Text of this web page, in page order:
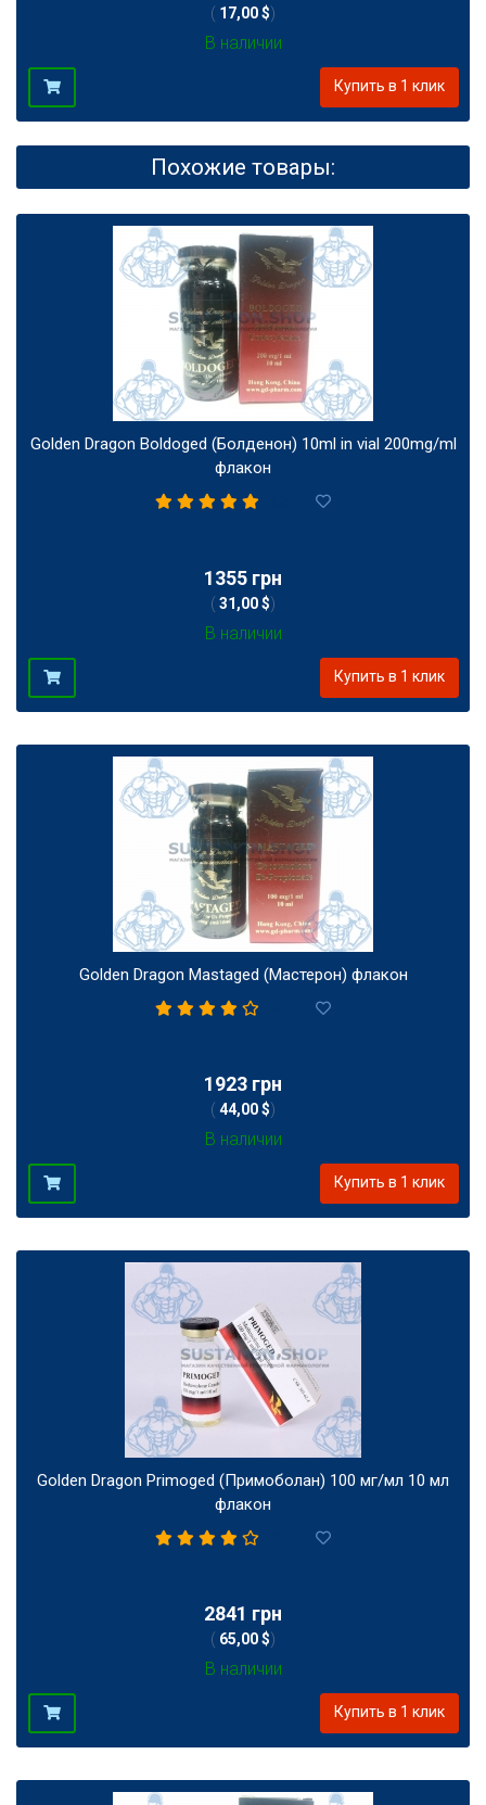
( 17,00 $)
В наличии
Купить в 1 клик
Похожие товары:
Golden Dragon Boldoged (Болденон) 10ml in vial 200mg/ml
флакон
1355 грн
( 31,00 $)
В наличии
Купить в 1 клик
Golden Dragon Mastaged (Мастерон) флакон
1923 грн
( 44,00 $)
В наличии
Купить в 1 клик
Golden Dragon Primoged (Примоболан) 100 мг/мл 10 мл
флакон
2841 грн
( 65,00 $)
В наличии
Купить в 1 клик